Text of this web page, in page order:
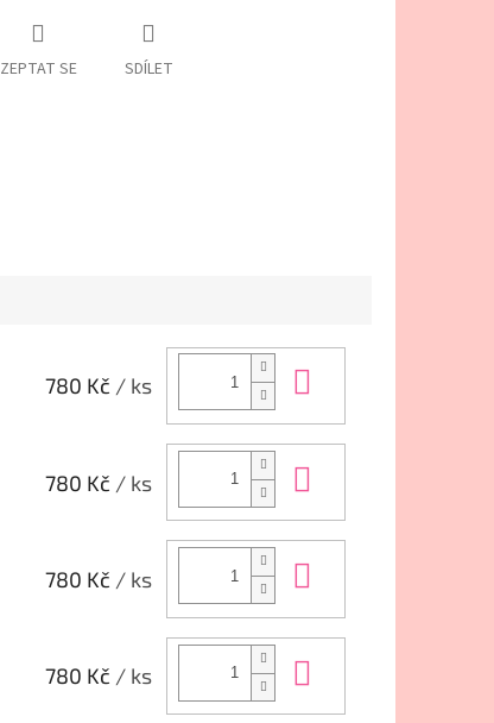
ZEPTAT SE SDÍLET
780 Kč / ks
780 Kč / ks
780 Kč / ks
780 Kč / ks